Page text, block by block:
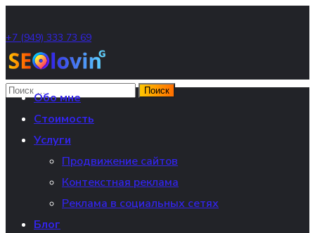
+7 (949) 333 73 69
Обо мне
Стоимость
Услуги
Продвижение сайтов
Контекстная реклама
Реклама в социальных сетях
Блог